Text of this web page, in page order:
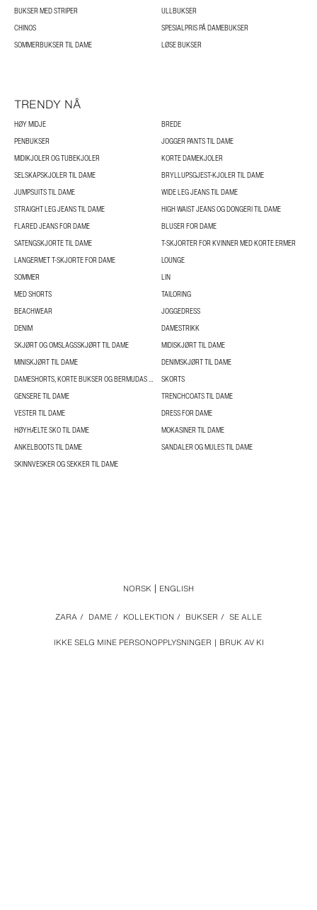
BUKSER MED STRIPER
ULLBUKSER
CHINOS
SPESIALPRIS PÅ DAMEBUKSER
SOMMERBUKSER TIL DAME
LØSE BUKSER
TRENDY NÅ
HØY MIDJE
BREDE
PENBUKSER
JOGGER PANTS TIL DAME
MIDIKJOLER OG TUBEKJOLER
KORTE DAMEKJOLER
SELSKAPSKJOLER TIL DAME
BRYLLUPSGJEST-KJOLER TIL DAME
JUMPSUITS TIL DAME
WIDE LEG JEANS TIL DAME
STRAIGHT LEG JEANS TIL DAME
HIGH WAIST JEANS OG DONGERI TIL DAME
FLARED JEANS FOR DAME
BLUSER FOR DAME
SATENGSKJORTE TIL DAME
T-SKJORTER FOR KVINNER MED KORTE ERMER
LANGERMET T-SKJORTE FOR DAME
LOUNGE
SOMMER
LIN
MED SHORTS
TAILORING
BEACHWEAR
JOGGEDRESS
DENIM
DAMESTRIKK
SKJØRT OG OMSLAGSSKJØRT TIL DAME
MIDISKJØRT TIL DAME
MINISKJØRT TIL DAME
DENIMSKJØRT TIL DAME
DAMESHORTS, KORTE BUKSER OG BERMUDAS TIL DAME
SKORTS
GENSERE TIL DAME
TRENCHCOATS TIL DAME
VESTER TIL DAME
DRESS FOR DAME
HØYHÆLTE SKO TIL DAME
MOKASINER TIL DAME
ANKELBOOTS TIL DAME
SANDALER OG MULES TIL DAME
SKINNVESKER OG SEKKER TIL DAME
IKKE SELG MINE PERSONOPPLYSNINGER BRUK AV KI
ZARA / DAME / KOLLEKTION / BUKSER / SE ALLE
NORSK ENGLISH